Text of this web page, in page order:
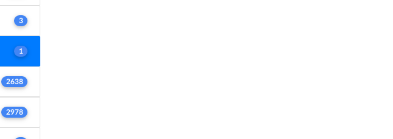
3
1
2638
2978